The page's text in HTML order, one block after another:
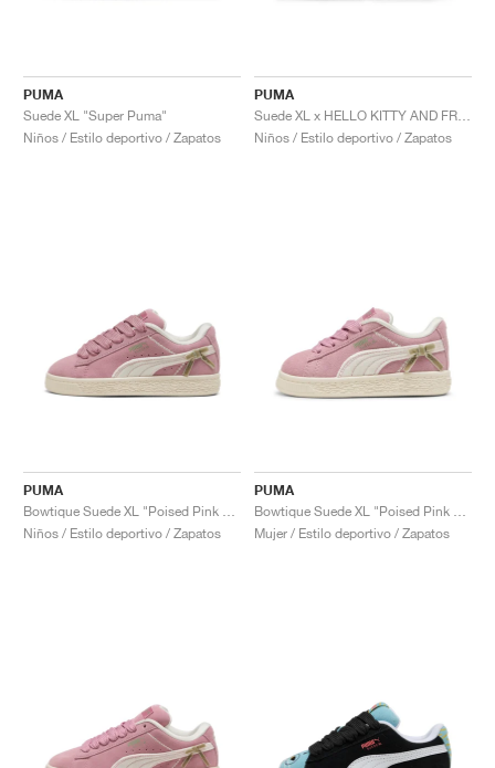
PUMA
Suede XL "Super Puma"
Niños / Estilo deportivo / Zapatos
PUMA
Niños / Estilo deportivo / Zapatos
PUMA
Niños / Estilo deportivo / Zapatos
PUMA
Mujer / Estilo deportivo / Zapatos